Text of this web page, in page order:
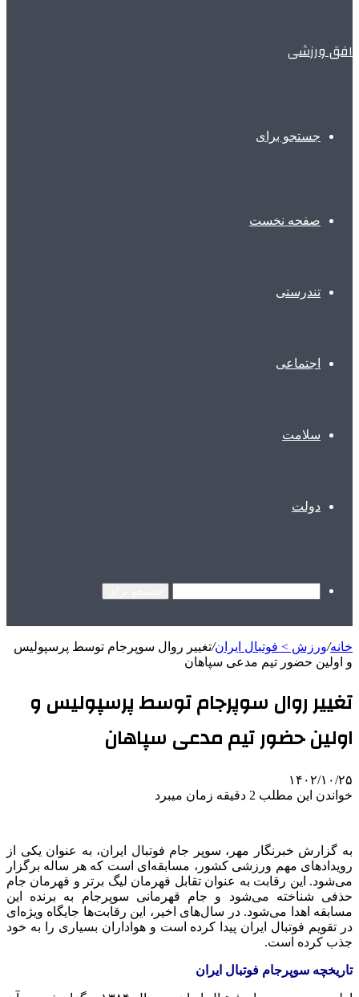
افق ورزشی
جستجو برای
صفحه نخست
تندرستی
اجتماعی
سلامت
دولت
خانه/ورزش > فوتبال ایران/تغییر روال سوپرجام توسط پرسپولیس
و اولین حضور تیم مدعی سپاهان
تغییر روال سوپرجام توسط پرسپولیس و
اولین حضور تیم مدعی سپاهان
۱۴۰۲/۱۰/۲۵
خواندن این مطلب 2 دقیقه زمان میبرد
به گزارش خبرنگار مهر، سوپر جام فوتبال ایران، به عنوان یکی از
رویدادهای مهم ورزشی کشور، مسابقه‌ای است که هر ساله برگزار
می‌شود. این رقابت به عنوان تقابل قهرمان لیگ برتر و قهرمان جام
حذفی شناخته می‌شود و جام قهرمانی سوپرجام به برنده این
مسابقه اهدا می‌شود. در سال‌های اخیر، این رقابت‌ها جایگاه ویژه‌ای
در تقویم فوتبال ایران پیدا کرده است و هواداران بسیاری را به خود
جذب کرده است.
تاریخچه سوپرجام فوتبال ایران